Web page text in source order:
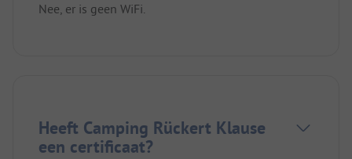
Nee, er is geen WiFi.
Heeft Camping Rückert Klause
een certificaat?